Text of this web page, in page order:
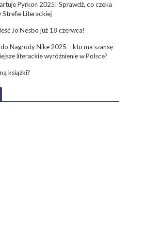
Pyrkon 2025! Sprawdź, co czeka
Strefie Literackiej
Jo Nesbo już 18 czerwca!
Nagrody Nike 2025 – kto ma szansę
literackie wyróżnienie w Polsce?
książki?